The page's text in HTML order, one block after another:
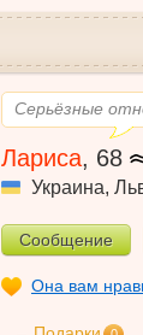
Серьёзные
Лариса, 68
Украина,
Сообщение
Она вам